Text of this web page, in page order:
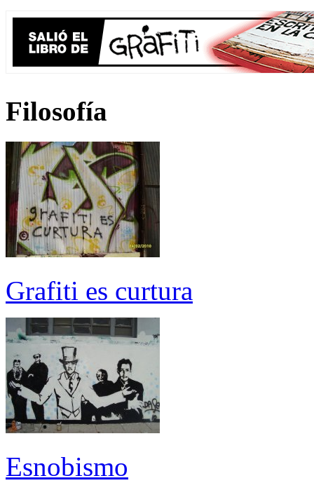
Filosofía
Grafiti es curtura
Esnobismo